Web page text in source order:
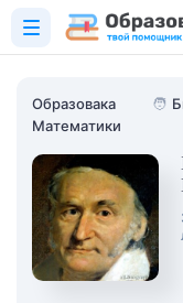
Образовака 🧑
Математики